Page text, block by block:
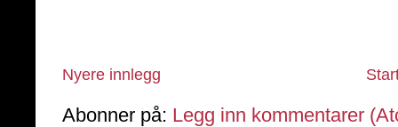
Nyere innlegg
Abonner på: Legg inn kommentarer